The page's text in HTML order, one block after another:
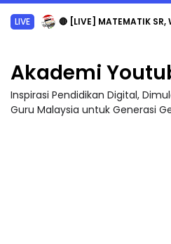
LIVE 🔴 [LIVE] MATEMATIK SR, WANG TAHUN 6 OLEH CIKGU ANITA
Akademi
Inspirasi Pendidikan Digital,
Guru Malaysia untuk Generasi